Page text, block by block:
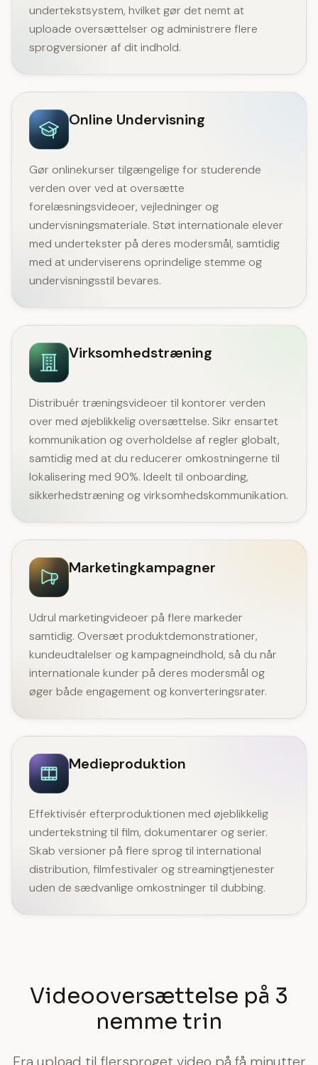
undertekstsystem, hvilket gør det nemt at
uploade oversættelser og administrere flere
sprogversioner af dit indhold.
Online Undervisning
Gør onlinekurser tilgængelige for studerende
verden over ved at oversætte
forelæsningsvideoer, vejledninger og
undervisningsmateriale. Støt internationale elever
med undertekster på deres modersmål, samtidig
med at underviserens oprindelige stemme og
undervisningsstil bevares.
Virksomhedstræning
Distribuér træningsvideoer til kontorer verden
over med øjeblikkelig oversættelse. Sikr ensartet
kommunikation og overholdelse af regler globalt,
samtidig med at du reducerer omkostningerne til
lokalisering med 90%. Ideelt til onboarding,
sikkerhedstræning og virksomhedskommunikation.
Marketingkampagner
Udrul marketingvideoer på flere markeder
samtidig. Oversæt produktdemonstrationer,
kundeudtalelser og kampagneindhold, så du når
internationale kunder på deres modersmål og
øger både engagement og konverteringsrater.
Medieproduktion
Effektivisér efterproduktionen med øjeblikkelig
undertekstning til film, dokumentarer og serier.
Skab versioner på flere sprog til international
distribution, filmfestivaler og streamingtjenester
uden de sædvanlige omkostninger til dubbing.
Videooversættelse på 3
nemme trin